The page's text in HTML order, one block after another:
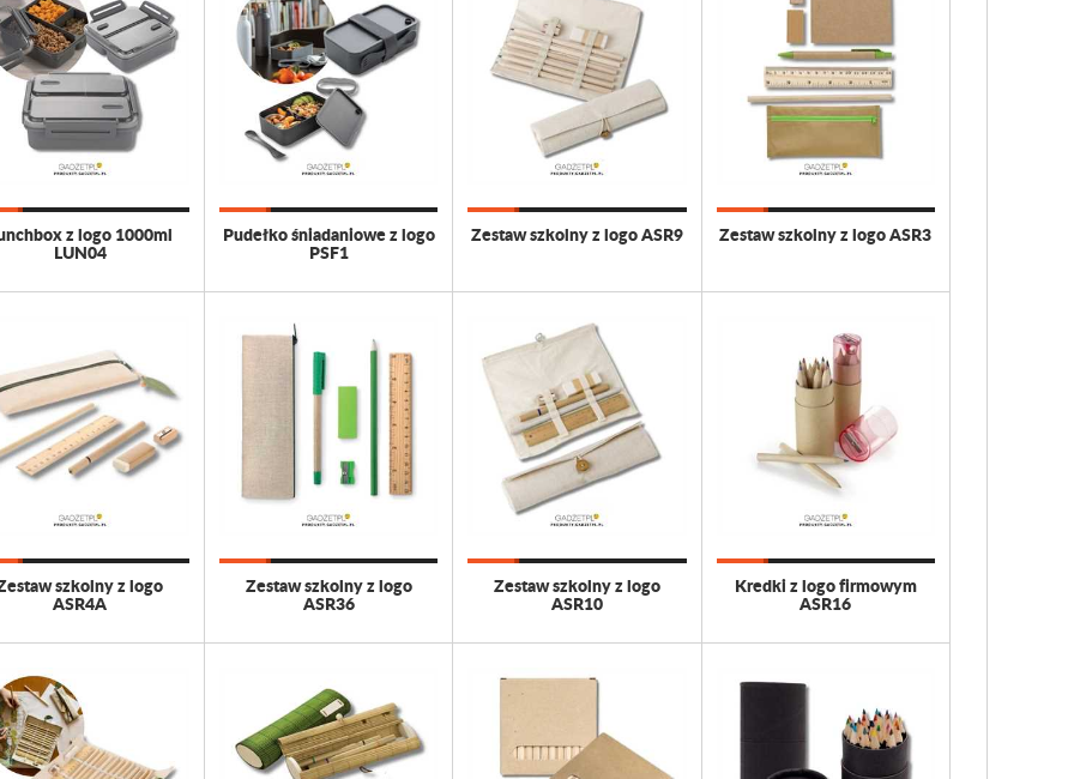
z logo 1000ml
LUN04
Pudełko śniadaniowe z logo
PSF1
Zestaw szkolny z logo ASR9 Zestaw szkolny z logo ASR3
szkolny z logo
ASR4A
Zestaw szkolny z logo
ASR36
Zestaw szkolny z logo
ASR10
Kredki z logo firmowym
ASR16